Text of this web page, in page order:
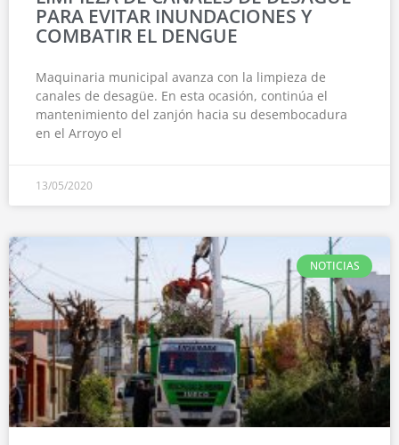
PARA EVITAR INUNDACIONES Y
COMBATIR EL DENGUE
Maquinaria municipal avanza con la limpieza de
canales de desagüe. En esta ocasión, continúa el
mantenimiento del zanjón hacia su desembocadura
en el Arroyo el
13/05/2020
NOTICIAS